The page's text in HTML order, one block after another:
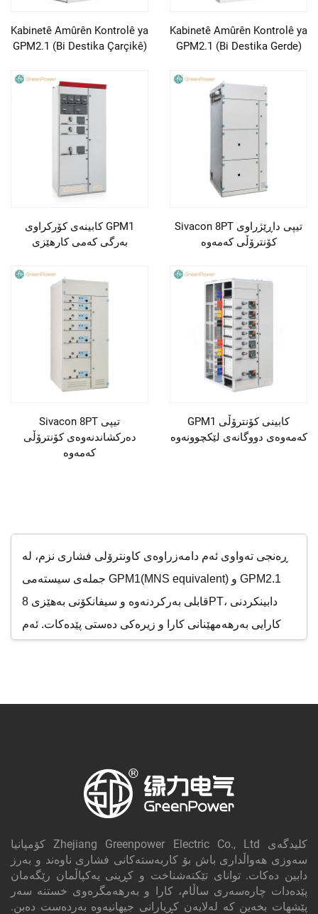
Kabinetê Amûrên Kontrolê ya
GPM2.1 (Bi Destika Çarçikê)
Kabinetê Amûrên Kontrolê ya
GPM2.1 (Bi Destika Gerde)
کابینەی کۆرکراوی GPM1
بەرگی کەمی کارهێزی
Sivacon 8PT تیپی داڕێژراوی
کۆنترۆڵی کەمەوە
Sivacon 8PT تیپی
دەرکشاندنەوەی کۆنترۆڵی
کەمەوە
GPM1 کابینی کۆنترۆڵی
کەمەوەی دووگانەی لێکچوونەوە
ڕەنجی تەواوی ئەم دامەزراوەی کاونترۆلی فشاری نزم، لە
جملەی سیستەمی GPM1(MNS equivalent) و GPM2.1
قابلی بەرکردنەوە و سیفانکۆنی بەهێزی 8PT، دابینکردنی
کارایی بەرهەمهێنانی کارا و زیرەکی دەستی پێدەکات. ئەم
کۆمپانیا Zhejiang Greenpower Electric Co., Ltd کلیدگه‌ی
سەوزی هەواڵداری باش بۆ کاربەستەکانی فشاری ناوەند و بەرز
دابین دەکات. توانای تێکنەشناخت و کڕینی یەکپاڵمان رێگەمان
پێدەدات چارەسەری ساڵام، کارا و بەرهەمگرەوی خستنە سەر
پێشهات بخەین کە لەلایەن کڕیارانی جیهانیەوە بەردەست دەبن.